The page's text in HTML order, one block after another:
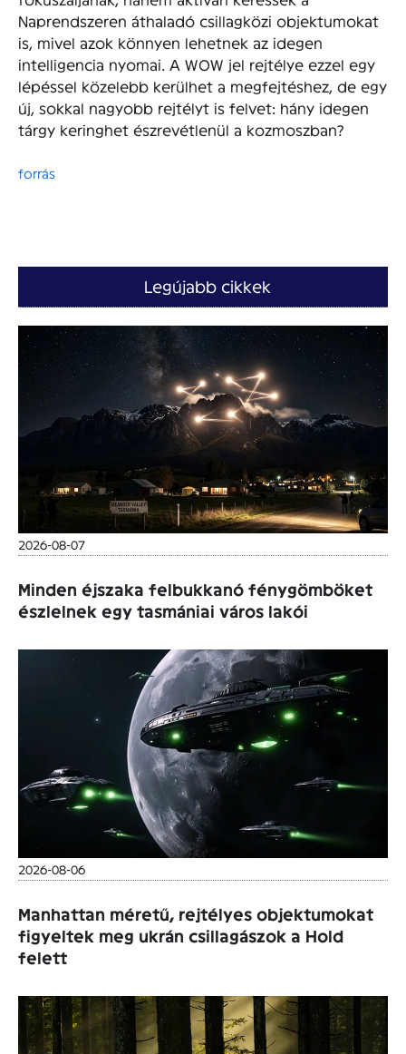
Naprendszeren áthaladó csillagközi objektumokat
is, mivel azok könnyen lehetnek az idegen
intelligencia nyomai. A WOW jel rejtélye ezzel egy
lépéssel közelebb kerülhet a megfejtéshez, de egy
új, sokkal nagyobb rejtélyt is felvet: hány idegen
tárgy keringhet észrevétlenül a kozmoszban?
forrás
Legújabb cikkek
2026-08-07
Minden éjszaka felbukkanó fénygömböket
észlelnek egy tasmániai város lakói
2026-08-06
Manhattan méretű, rejtélyes objektumokat
figyeltek meg ukrán csillagászok a Hold
felett